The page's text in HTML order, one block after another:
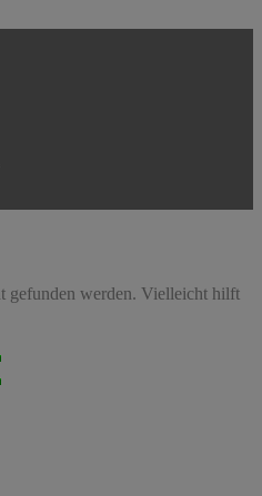
gefunden werden. Vielleicht hilft